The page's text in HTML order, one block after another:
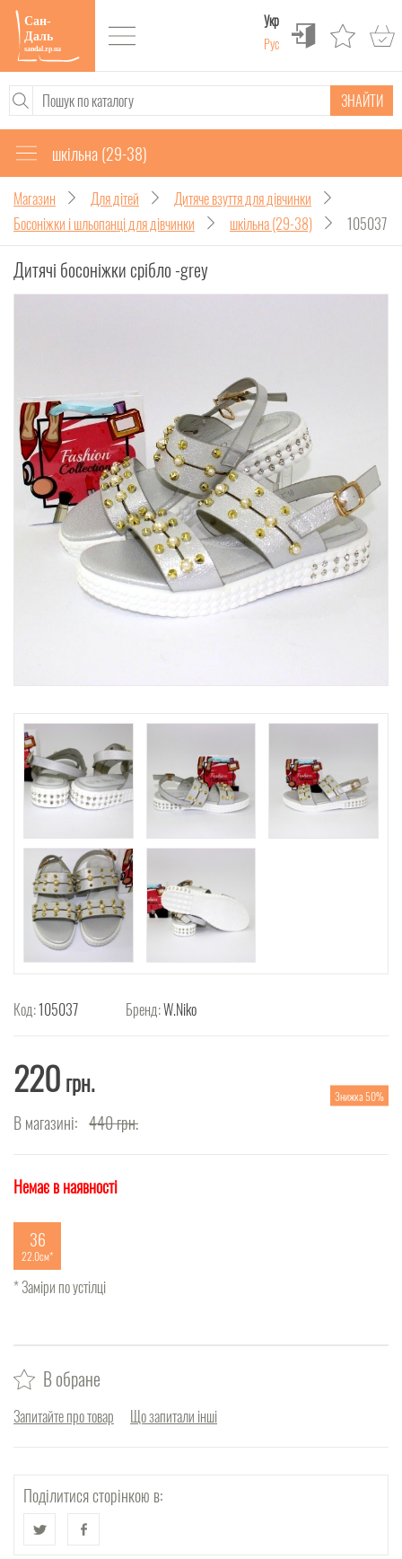
Укр
Рус
ЗНАЙТИ
шкільна (29-38)
Магазин Для дітей
Дитяче взуття для дівчинки
Босоніжки і шльопанці для дівчинки
шкільна (29-38) 105037
Дитячі босоніжки срібло -grey
Код:105037 Бренд:W.Niko
220грн.
В магазині: 440грн.
Знижка 50%
Немає в наявності
36
22.0см
* Заміри по устілці
В обране
Запитайте про товар Що запитали інші
Поділитися сторінкою в: